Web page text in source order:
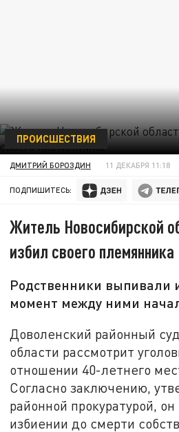
ПРОИСШЕСТВИЯ
ДМИТРИЙ БОРОЗДИН 11 ДЕКАБРЯ 11:18
ПОДПИШИТЕСЬ:
Житель Новосибирской
избил своего племянника
Родственники выпивали
момент между ними
Доволенский районный
области рассмотрит
отношении 40-летнего
Согласно заключению,
районной прокуратурой,
избиении до смерти